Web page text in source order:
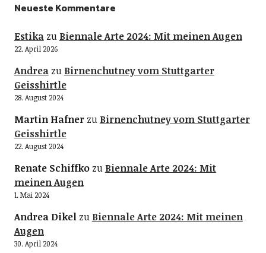
Neueste Kommentare
Estikazu Biennale Arte 2024: Mit meinen Augen
22. April 2026
Andreazu Birnenchutney vom Stuttgarter
Geisshirtle
28. August 2024
Martin Hafnerzu Birnenchutney vom Stuttgarter
Geisshirtle
22. August 2024
Renate Schiffkozu Biennale Arte 2024: Mit
meinen Augen
1. Mai 2024
Andrea Dikelzu Biennale Arte 2024: Mit meinen
Augen
30. April 2024